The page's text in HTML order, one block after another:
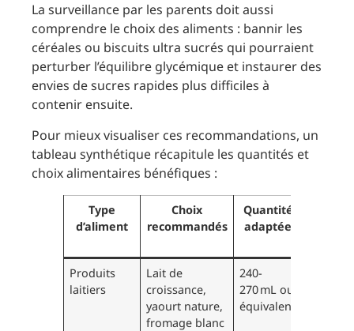
La surveillance par les parents doit aussi
comprendre le choix des aliments : bannir les
céréales ou biscuits ultra sucrés qui pourraient
perturber l’équilibre glycémique et instaurer des
envies de sucres rapides plus difficiles à
contenir ensuite.
Pour mieux visualiser ces recommandations, un
tableau synthétique récapitule les quantités et
choix alimentaires bénéfiques :
Type
d’aliment
Choix
recommandés
Quantité
adaptée
Produits
laitiers
Lait de
croissance,
yaourt nature,
fromage blanc
240-
270 mL ou
équivalent